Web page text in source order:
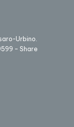
Urbino.
– Share